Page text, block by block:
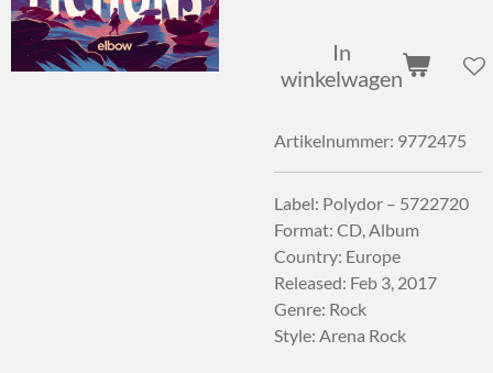
In
winkelwagen
Artikelnummer: 9772475
Label: Polydor – 5722720
Format: CD, Album
Country: Europe
Released: Feb 3, 2017
Genre: Rock
Style: Arena Rock